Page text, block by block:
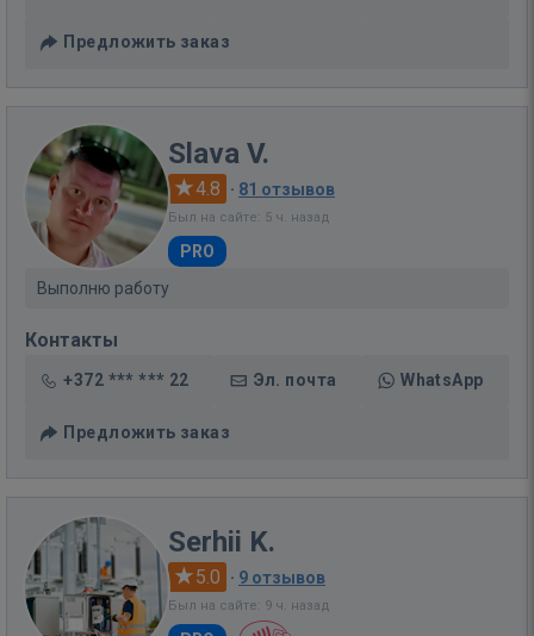
Предложить заказ
Slava V.
4.8 · 81 отзывов
Был на сайте: 5 ч. назад
PRO
Выполню работу
Контакты
+372 *** *** 22 Эл. почта WhatsApp
Предложить заказ
Serhii K.
5.0 · 9 отзывов
Был на сайте: 9 ч. назад